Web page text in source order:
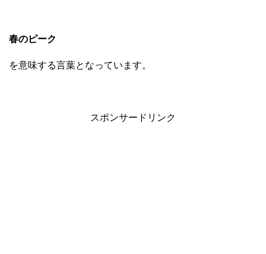
春のピーク
を意味する言葉となっています。
スポンサードリンク